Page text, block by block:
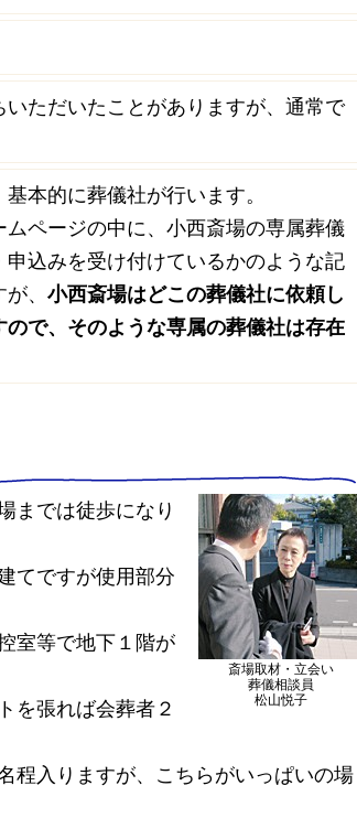
ただいたことがありますが、通常で
本的に葬儀社が行います。
ムページの中に、小西斎場の専属葬儀
込みを受け付けているかのような記
、 小西斎場はどこの葬儀社に依頼し
で、そのような専属の葬儀社は存在
斎場取材・立会い
葬儀相談員
松山悦子
までは徒歩になり
てですが使用部分
室等で地下１階が
を張れば会葬者２
程入りますが、こちらがいっぱいの場